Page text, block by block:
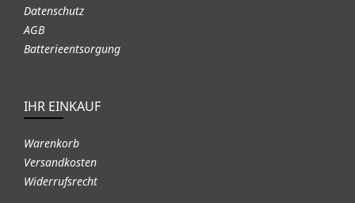
Datenschutz
AGB
Batterieentsorgung
IHR EINKAUF
Warenkorb
Versandkosten
Widerrufsrecht